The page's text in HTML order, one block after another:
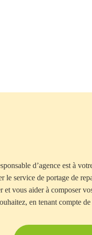
d’agence est à
le service de portage de
et vous aider à composer
en tenant compte